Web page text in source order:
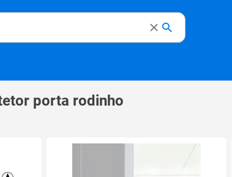
porta rodinho